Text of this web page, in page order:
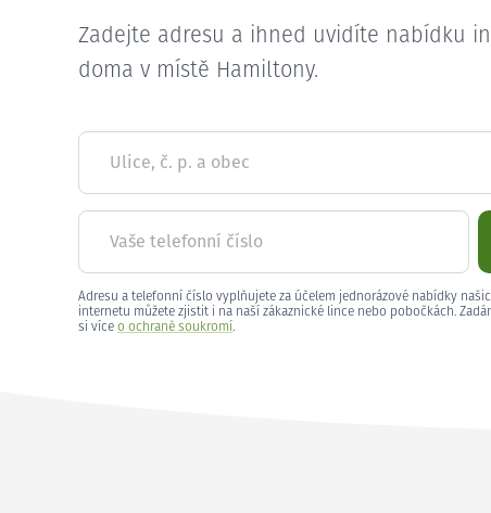
Zadejte adresu a ihned uvidíte nabídku
doma v místě Hamiltony.
Ulice, č. p. a obec
Vaše telefonní číslo
Adresu a telefonní číslo vyplňujete za účelem jednorázové nabídky
internetu můžete zjistit i na naší zákaznické lince nebo pobočkách.
si více o ochraně soukromí.